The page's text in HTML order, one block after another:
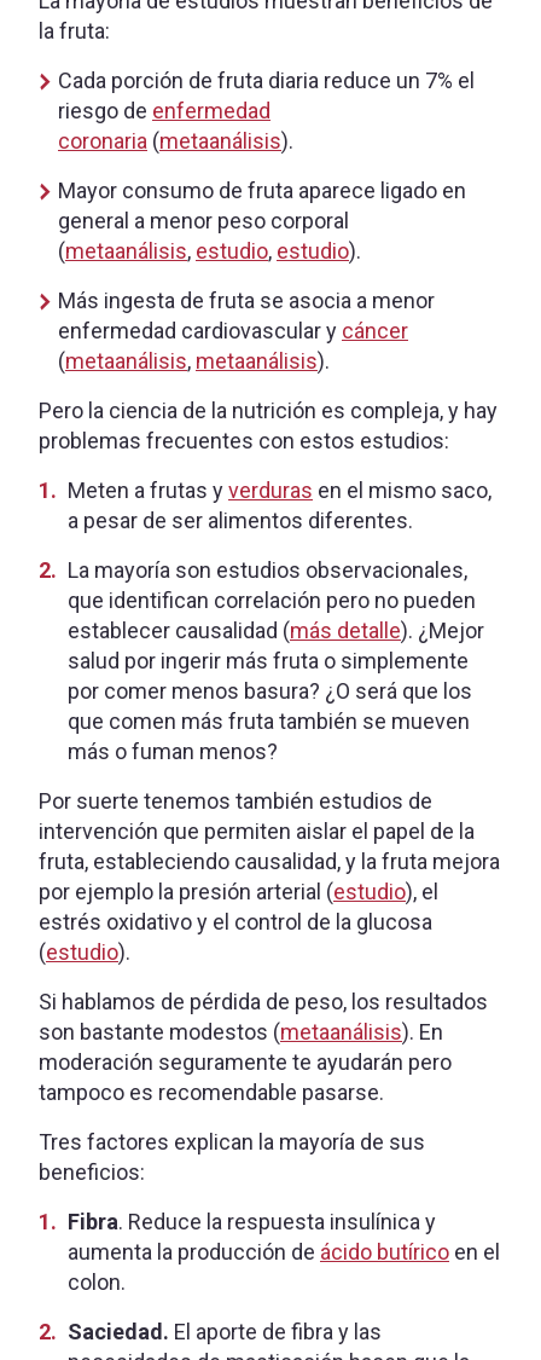
la fruta:
Cada porción de fruta diaria reduce un 7% el
riesgo de enfermedad
coronaria (metaanálisis).
Mayor consumo de fruta aparece ligado en
general a menor peso corporal
(metaanálisis, estudio, estudio).
Más ingesta de fruta se asocia a menor
enfermedad cardiovascular y cáncer
(metaanálisis, metaanálisis).
Pero la ciencia de la nutrición es compleja, y hay
problemas frecuentes con estos estudios:
Meten a frutas yverduras en el mismo saco,
a pesar de ser alimentos diferentes.
La mayoría son estudios observacionales,
que identifican correlación pero no pueden
establecer causalidad (más detalle). ¿Mejor
salud por ingerir más fruta o simplemente
por comer menos basura? ¿O será que los
que comen más fruta también se mueven
más o fuman menos?
Por suerte tenemos también estudios de
intervención que permiten aislar el papel de la
fruta, estableciendo causalidad, y la fruta mejora
por ejemplo la presión arterial (estudio), el
estrés oxidativo y el control de la glucosa
(estudio).
Si hablamos de pérdida de peso, los resultados
son bastante modestos (metaanálisis). En
moderación seguramente te ayudarán pero
tampoco es recomendable pasarse.
Tres factores explican la mayoría de sus
beneficios:
Fibra. Reduce la respuesta insulínica y
aumenta la producción de ácido butírico en el
colon.
Saciedad. El aporte de fibra y las